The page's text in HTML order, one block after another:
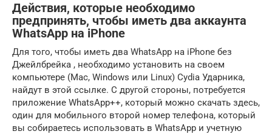
Действия, которые необходимо
предпринять, чтобы иметь два аккаунта
WhatsApp на iPhone
Для того, чтобы иметь два WhatsApp на iPhone без
Джейлбрейка , необходимо установить на своем
компьютере (Mac, Windows или Linux) Cydia Ударника,
найдут в этой ссылке. С другой стороны, потребуется
приложение WhatsApp++, который можно скачать здесь,
один для мобильного второй номер телефона, который
вы собираетесь использовать в WhatsApp и учетную